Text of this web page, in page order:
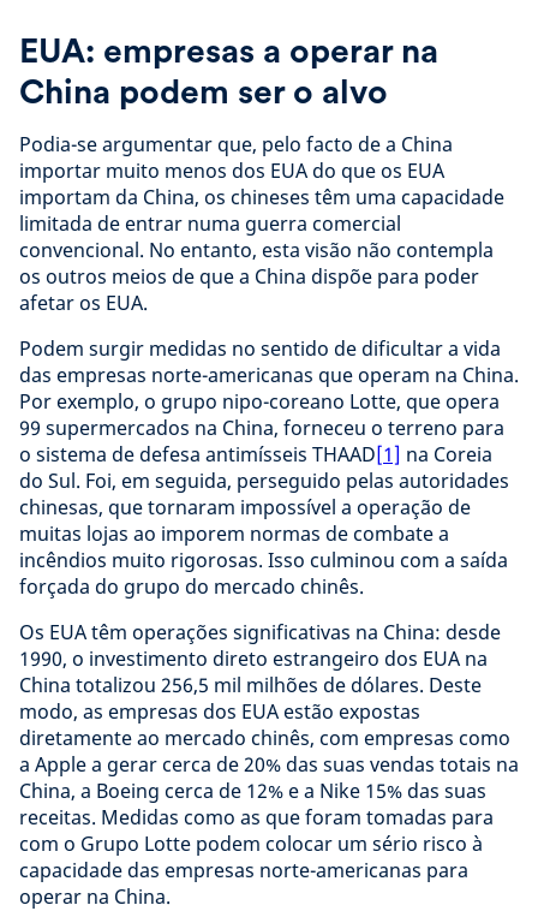
EUA: empresas a operar na
China podem ser o alvo
Podia-se argumentar que, pelo facto de a China
importar muito menos dos EUA do que os EUA
importam da China, os chineses têm uma capacidade
limitada de entrar numa guerra comercial
convencional. No entanto, esta visão não contempla
os outros meios de que a China dispõe para poder
afetar os EUA.
Podem surgir medidas no sentido de dificultar a vida
das empresas norte-americanas que operam na China.
Por exemplo, o grupo nipo-coreano Lotte, que opera
99 supermercados na China, forneceu o terreno para
o sistema de defesa antimísseis THAAD[1] na Coreia
do Sul. Foi, em seguida, perseguido pelas autoridades
chinesas, que tornaram impossível a operação de
muitas lojas ao imporem normas de combate a
incêndios muito rigorosas. Isso culminou com a saída
forçada do grupo do mercado chinês.
Os EUA têm operações significativas na China: desde
1990, o investimento direto estrangeiro dos EUA na
China totalizou 256,5 mil milhões de dólares. Deste
modo, as empresas dos EUA estão expostas
diretamente ao mercado chinês, com empresas como
a Apple a gerar cerca de 20% das suas vendas totais na
China, a Boeing cerca de 12% e a Nike 15% das suas
receitas. Medidas como as que foram tomadas para
com o Grupo Lotte podem colocar um sério risco à
capacidade das empresas norte-americanas para
operar na China.